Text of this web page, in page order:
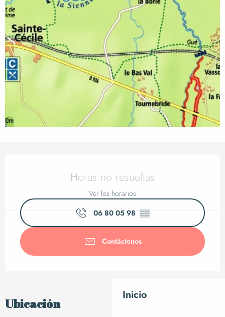
Inicio
Horarios y datos de
Horas no resueltas
Ver los horarios
06 80 05 98 ▒▒
Contáctenos
Ubicación